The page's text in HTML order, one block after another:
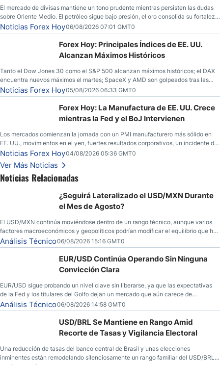
El mercado de divisas mantiene un tono prudente mientras persisten las dudas
sobre Oriente Medio. El petróleo sigue bajo presión, el oro consolida su fortaleza
y los operadores esperan nuevas referencias económicas desde Estados
Unidos.
Noticias Forex Hoy06/08/2026 07:01 GMT0
Forex Hoy: Principales Índices de EE. UU.
Alcanzan Máximos Históricos
Tanto el Dow Jones 30 como el S&P 500 alcanzan máximos históricos; el DAX
encuentra nuevos máximos el martes; SpaceX y AMD son golpeados tras las
llamadas de ganancias; el petróleo crudo cae por debajo de los $80 con nuevas
esperanzas; el dólar estadounidense continúa intentando estabilizarse frente al
yen; el peso mexicano ve un repunte a medida que las tasas caen en EE. UU.
Noticias Forex Hoy05/08/2026 06:33 GMT0
Forex Hoy: La Manufactura de EE. UU. Crece
mientras la Fed y el BoJ Intervienen
Los mercados comienzan la jornada con un PMI manufacturero más sólido en
EE. UU., movimientos en el yen, fuertes resultados corporativos, un incidente de
seguridad en Bitcoin y nuevas señales desde el mercado del petróleo.
Noticias Forex Hoy04/08/2026 05:36 GMT0
Ver Más Noticias
Noticias Relacionadas
¿Seguirá Lateralizado el USD/MXN Durante
el Mes de Agosto?
El USD/MXN continúa moviéndose dentro de un rango técnico, aunque varios
factores macroeconómicos y geopolíticos podrían modificar el equilibrio que ha
dominado al mercado en las últimas semanas.
Análisis Técnico06/08/2026 15:16 GMT0
EUR/USD Continúa Operando Sin Ninguna
Convicción Clara
EUR/USD sigue probando un nivel clave sin liberarse, ya que las expectativas
de la Fed y los titulares del Golfo dejan un mercado que aún carece de
convicción real.
Análisis Técnico06/08/2026 14:58 GMT0
USD/BRL Se Mantiene en Rango Amid
Recorte de Tasas y Vigilancia Electoral
Una reducción de tasas del banco central de Brasil y unas elecciones
inminentes están remodelando silenciosamente un rango familiar del USD/BRL.